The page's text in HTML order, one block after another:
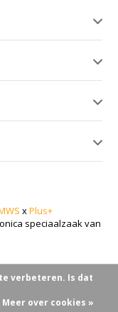
xPlus+
speciaalzaak van
verbeteren. Is dat
Meer over cookies »